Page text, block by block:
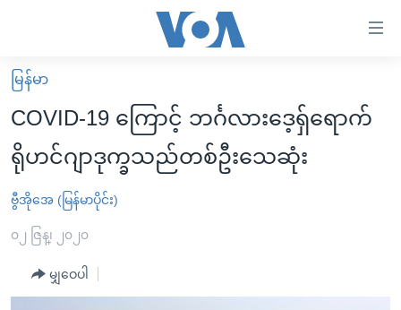
လွယ်ကူ
စေ
သည့်
Link
များ
ပင်မ
မူလစာမျက်နှာ
မြန်မာ
ကမ္ဘာ့သတင်းများ
နိုင်ငံတကာ
အမေရိကန်
အစ္စရေး-ပါလက်စတိုင်း
ဗွီဒီယို
သတင်းလွတ်လပ်ခွင့်
အင်္ဂလိပ်စာလေ့လာမယ်
မြန်မာ
COVID-19 ကြောင့် ဘင်္ဂလားဒေ့ရှ်ရောက်
ရိုဟင်ဂျာဒုက္ခသည်တစ်ဦးသေဆုံး
ဗွီအိုအေ (မြန်မာပိုင်း)
၀၂ ဇြန္၊ ၂၀၂၀
မျှဝေပါ